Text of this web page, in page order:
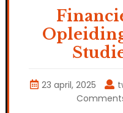
23 april, 2025